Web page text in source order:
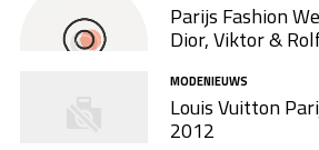
Parijs Fashion
Dior, Viktor &
MODENIEUWS
Louis Vuitton
2012